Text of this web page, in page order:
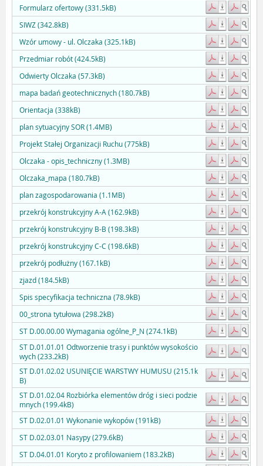
Formularz ofertowy (331.5kB)
SIWZ (342.8kB)
Wzór umowy - ul. Olczaka (325.1kB)
Przedmiar robót (424.5kB)
Odwierty Olczaka (57.3kB)
mapa badań geotechnicznych (180.7kB)
Orientacja (338kB)
plan sytuacyjny SOR (1.4MB)
Projekt Stałej Organizacji Ruchu (775kB)
Olczaka - opis_techniczny (1.3MB)
Olczaka_mapa (180.7kB)
plan zagospodarowania (1.1MB)
przekrój konstrukcyjny A-A (162.9kB)
przekrój konstrukcyjny B-B (198.3kB)
przekrój konstrukcyjny C-C (198.6kB)
przekrój podłużny (167.1kB)
zjazd (184.5kB)
Spis specyfikacja techniczna (78.9kB)
00_strona tytułowa (298.2kB)
ST D.00.00.00 Wymagania ogólne_P_N (274.1kB)
ST D.01.01.01 Odtworzenie trasy i punktów wysokościo
wych (233.2kB)
ST D.01.02.02 USUNIĘCIE WARSTWY HUMUSU (215.1k
B)
ST D.01.02.04 Rozbiórka elementów dróg i sieci podzie
mnych (199.4kB)
ST D.02.01.01 Wykonanie wykopów (191kB)
ST D.02.03.01 Nasypy (279.6kB)
ST D.04.01.01 Koryto z profilowaniem (183.2kB)